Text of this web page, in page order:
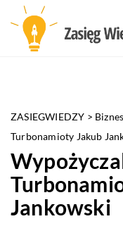
ZASIEGWIEDZY > Biznes
Turbonamioty Jakub
Jankowski